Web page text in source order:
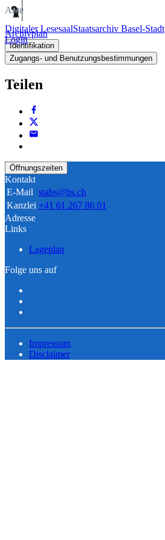
Digitaler LesesaalStaatsarchiv Basel-Stadt
Login
Akte
Archivplan
Identifikation
Zugangs- und Benutzungsbestimmungen
Teilen
Öffnungszeiten
Kontakt
E-Mail stabs@bs.ch
Kanzlei +41 61 267 86 01
Adresse
Links
Lageplan
Folge uns auf
Impressum
Disclaimer